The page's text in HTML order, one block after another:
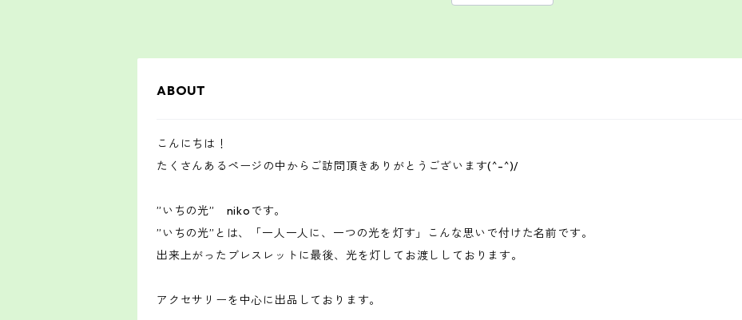
ABOUT
こんにちは！
たくさんあるページの中からご訪問頂きありがとうございます(^-^)/
”いちの光” nikoです。
”いちの光”とは、「一人一人に、一つの光を灯す」こんな思いで付けた名前です。
出来上がったブレスレットに最後、光を灯してお渡ししております。
アクセサリーを中心に出品しております。